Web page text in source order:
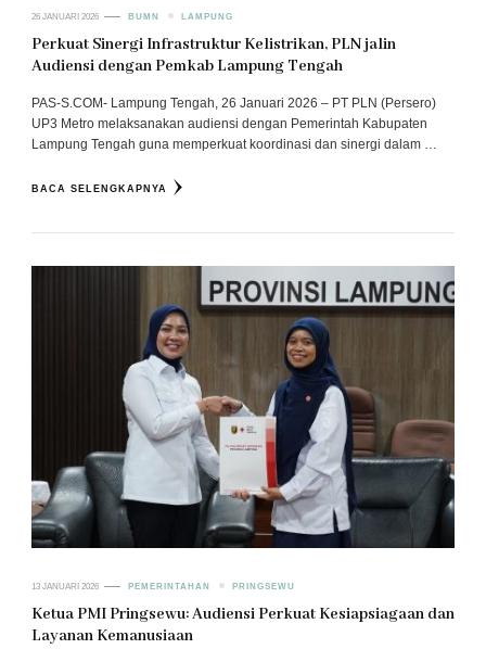
26 JANUARI 2026 BUMN LAMPUNG
Perkuat Sinergi Infrastruktur Kelistrikan, PLN jalin
Audiensi dengan Pemkab Lampung Tengah
PAS-S.COM- Lampung Tengah, 26 Januari 2026 – PT PLN (Persero)
UP3 Metro melaksanakan audiensi dengan Pemerintah Kabupaten
Lampung Tengah guna memperkuat koordinasi dan sinergi dalam …
BACA SELENGKAPNYA
13 JANUARI 2026 PEMERINTAHAN PRINGSEWU
Ketua PMI Pringsewu: Audiensi Perkuat Kesiapsiagaan dan
Layanan Kemanusiaan